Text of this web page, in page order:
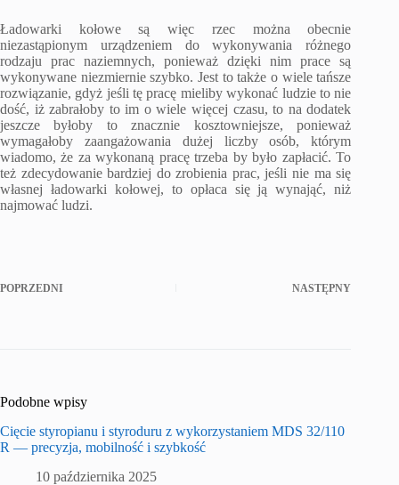
Ładowarki kołowe są więc rzec można obecnie
niezastąpionym urządzeniem do wykonywania różnego
rodzaju prac naziemnych, ponieważ dzięki nim prace są
wykonywane niezmiernie szybko. Jest to także o wiele tańsze
rozwiązanie, gdyż jeśli tę pracę mieliby wykonać ludzie to nie
dość, iż zabrałoby to im o wiele więcej czasu, to na dodatek
jeszcze byłoby to znacznie kosztowniejsze, ponieważ
wymagałoby zaangażowania dużej liczby osób, którym
wiadomo, że za wykonaną pracę trzeba by było zapłacić. To
też zdecydowanie bardziej do zrobienia prac, jeśli nie ma się
własnej ładowarki kołowej, to opłaca się ją wynająć, niż
najmować ludzi.
POPRZEDNI NASTĘPNY
Podobne wpisy
Cięcie styropianu i styroduru z wykorzystaniem MDS 32/110
R — precyzja, mobilność i szybkość
10 października 2025